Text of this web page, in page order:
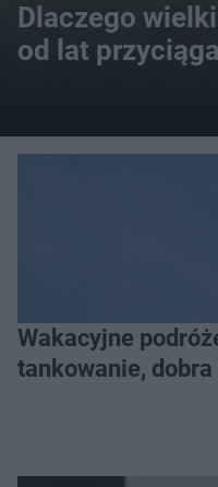
Dlaczego
od lat
Wakacyjne
tankowanie,